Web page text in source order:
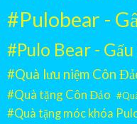
#Pulobear -
#Pulo Bear - Gấu
#Quà lưu niệm Côn
#Quà tặng Côn Đảo
#Quà tặng móc khóa